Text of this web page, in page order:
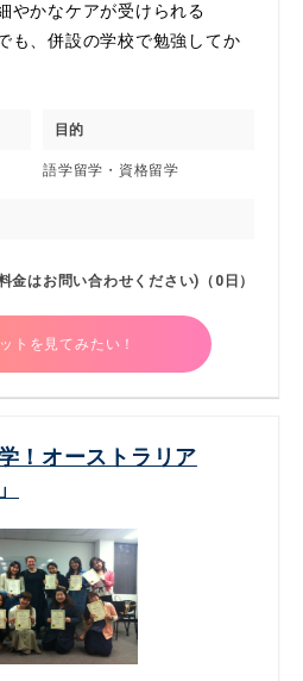
やかなケアが受けられる
も、併設の学校で勉強してか
目的
語学留学・資格留学
金はお問い合わせください)（0日）
トを見てみたい！
！オーストラリア